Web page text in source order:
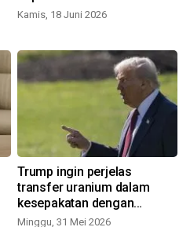
Kamis, 18 Juni 2026
Trump ingin perjelas
transfer uranium dalam
kesepakatan dengan
Teheran
Minggu, 31 Mei 2026